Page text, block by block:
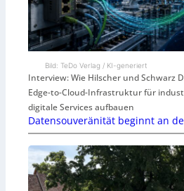
Bild: TeDo Verlag / KI-generiert
Interview: Wie Hilscher und Schwarz
Edge-to-Cloud-Infrastruktur für
digitale Services aufbauen
Datensouveränität beginnt an